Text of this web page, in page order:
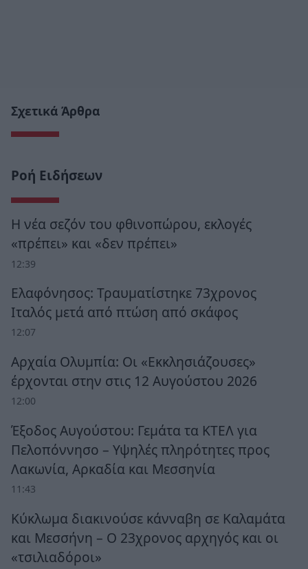
Σχετικά Άρθρα
Ροή Ειδήσεων
Η νέα σεζόν του φθινοπώρου, εκλογές
«πρέπει» και «δεν πρέπει»
12:39
Ελαφόνησος: Τραυματίστηκε 73χρονος
Ιταλός μετά από πτώση από σκάφος
12:07
Αρχαία Ολυμπία: Οι «Εκκλησιάζουσες»
έρχονται στην στις 12 Αυγούστου 2026
12:00
Έξοδος Αυγούστου: Γεμάτα τα ΚΤΕΛ για
Πελοπόννησο – Υψηλές πληρότητες προς
Λακωνία, Αρκαδία και Μεσσηνία
11:43
Κύκλωμα διακινούσε κάνναβη σε Καλαμάτα
και Μεσσήνη – Ο 23χρονος αρχηγός και οι
«τσιλιαδόροι»